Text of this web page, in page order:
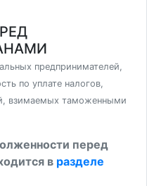
предпринимателей,
по уплате налогов,
взимаемых таможенными
перед
в разделе